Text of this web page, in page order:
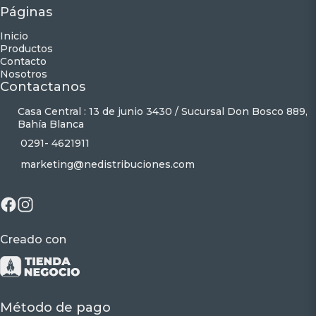
Páginas
Inicio
Productos
Contacto
Nosotros
Contactanos
Casa Central : 13 de junio 3430 / Sucursal Don Bosco 889,
Bahía Blanca
0291- 4621911
marketing@nedistribuciones.com
Creado con
Método de pago